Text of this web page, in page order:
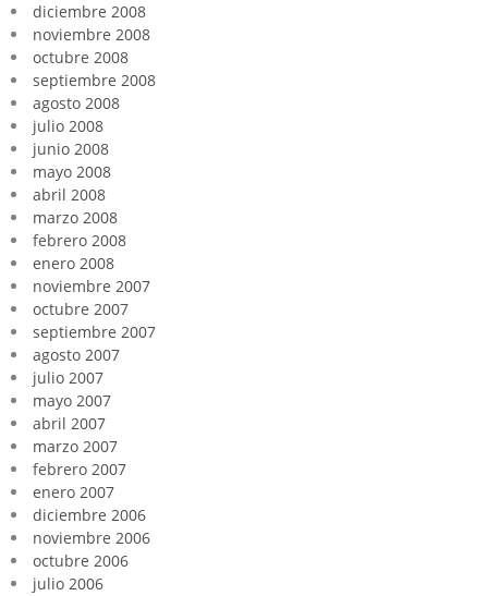
diciembre 2008
noviembre 2008
octubre 2008
septiembre 2008
agosto 2008
julio 2008
junio 2008
mayo 2008
abril 2008
marzo 2008
febrero 2008
enero 2008
noviembre 2007
octubre 2007
septiembre 2007
agosto 2007
julio 2007
mayo 2007
abril 2007
marzo 2007
febrero 2007
enero 2007
diciembre 2006
noviembre 2006
octubre 2006
julio 2006